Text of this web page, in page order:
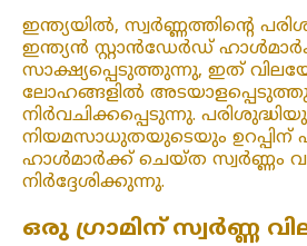
ഇന്ത്യയിൽ, സ്വർണ്ണത്തിന്റെ
ഇന്ത്യൻ സ്റ്റാൻഡേർഡ്
സാക്ഷ്യപ്പെടുത്തുന്നു, ഇത്
ലോഹങ്ങളിൽ
നിർവചിക്കപ്പെടുന്നു.
നിയമസാധുതയുടെയും ഉറപ്പിന്
ഹാൾമാർക്ക് ചെയ്ത സ്വർണ്ണം
നിർദ്ദേശിക്കുന്നു.
ഒരു ഗ്രാമിന് സ്വർണ്ണ